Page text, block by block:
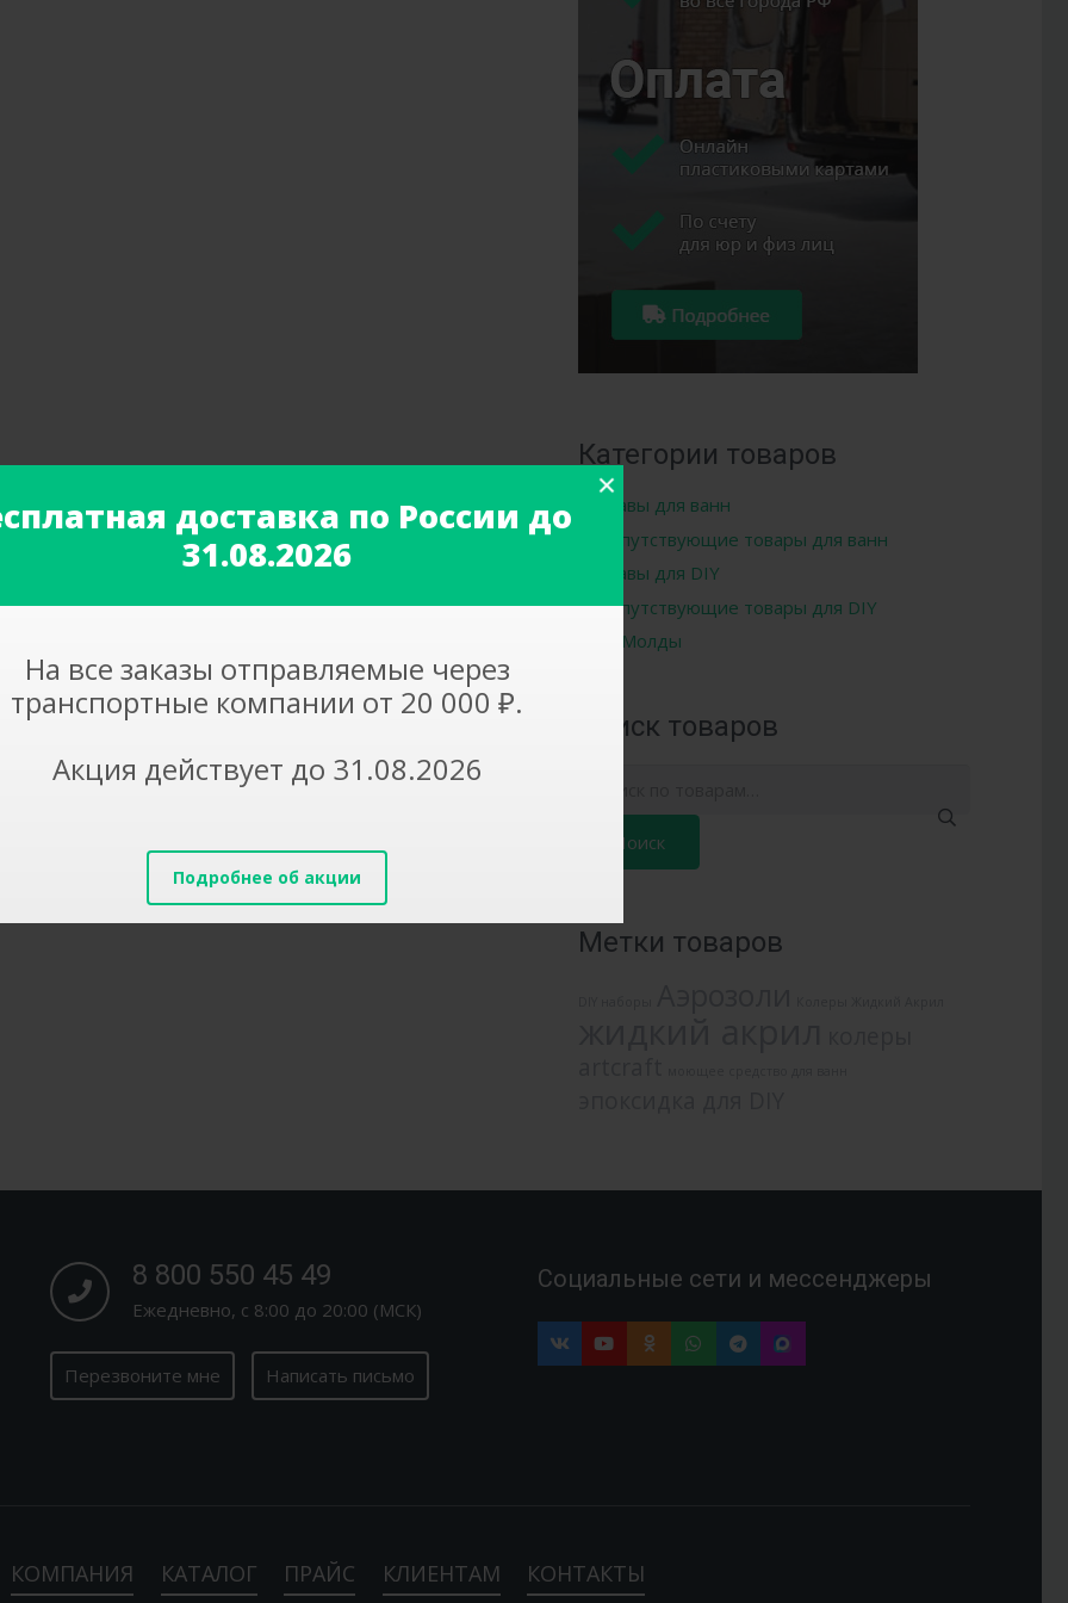
доставка по России до
31.08.2026
На все заказы отправляемые через
транспортные компании от 20 000 ₽.
Акция действует до 31.08.2026
Подробнее об акции
Категории товаров
Составы для ванн
Сопутствующие товары для ванн
Составы для DIY
Сопутствующие товары для DIY
Молды
Поиск товаров
Метки товаров
8 800 550 45 49
Ежедневно, с 8:00 до 20:00 (МСК)
Перезвоните мне Написать письмо
Социальные сети и мессенджеры
КОМПАНИЯ КАТАЛОГ ПРАЙС КЛИЕНТАМ КОНТАКТЫ